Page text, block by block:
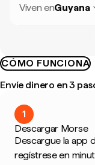
Viven enGuyana
CÓMO FUNCIONA
Envíe dinero en 3
1
Descargar Morse
Descargue la app
regístrese en